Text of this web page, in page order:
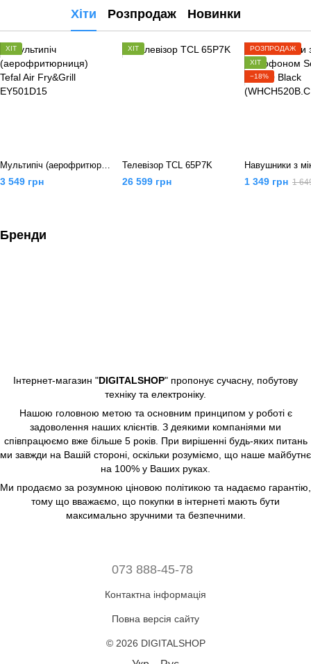
Хіти Розпродаж Новинки
ХІТ
3 549 грн
ХІТ
Телевізор TCL 65P7K
26 599 грн
РОЗПРОДАЖ
ХІТ
−18%
1 349 грн 1
Бренди
Інтернет-магазин "DIGITALSHOP" пропонує сучасну, побутову
техніку та електроніку.
Нашою головною метою та основним принципом у роботі є
задоволення наших клієнтів. З деякими компаніями ми
співпрацюємо вже більше 5 років. При вирішенні будь-яких питань
ми завжди на Вашій стороні, оскільки розуміємо, що наше майбутнє
на 100% у Ваших руках.
Ми продаємо за розумною ціновою політикою та надаємо гарантію,
тому що вважаємо, що покупки в інтернеті мають бути
максимально зручними та безпечними.
073 888-45-78
Контактна інформація
Повна версія сайту
© 2026 DIGITALSHOP